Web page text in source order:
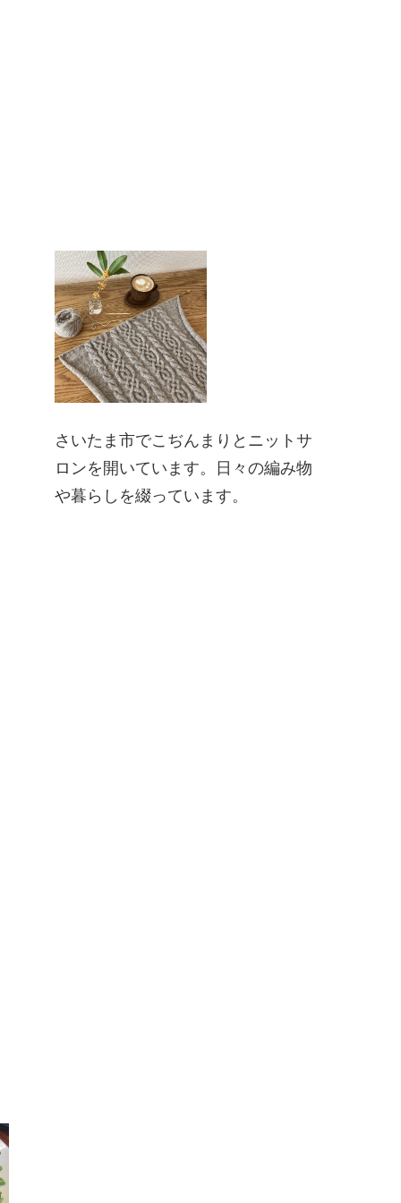
さいたま市でこぢんまりとニットサ
ロンを開いています。日々の編み物
や暮らしを綴っています。